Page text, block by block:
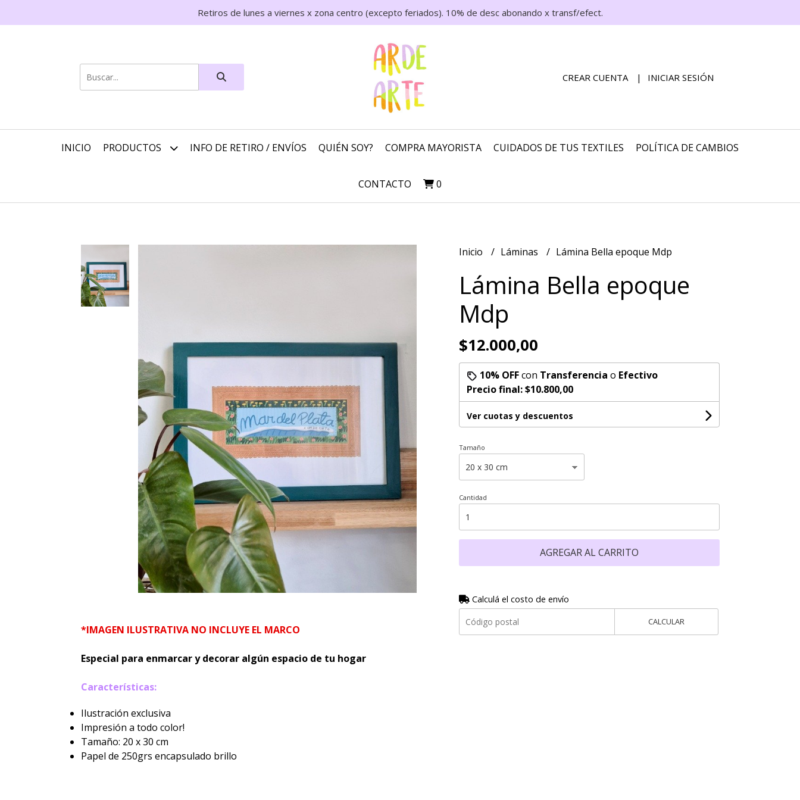
Retiros de lunes a viernes x zona centro (excepto feriados). 10% de desc abonando x transf/efect.
CREAR CUENTA INICIAR SESIÓN
INICIO PRODUCTOS INFO DE RETIRO / ENVÍOS QUIÉN SOY? COMPRA MAYORISTA CUIDADOS DE TUS TEXTILES POLÍTICA DE CAMBIOS
CONTACTO 0
*IMAGEN ILUSTRATIVA NO INCLUYE EL MARCO
Especial para enmarcar y decorar algún espacio de tu hogar
Características:
Ilustración exclusiva
Impresión a todo color!
Tamaño: 20 x 30 cm
Papel de 250grs encapsulado brillo
Inicio Láminas Lámina Bella epoque Mdp
Lámina Bella epoque
Mdp
$12.000,00
10% OFFcon Transferencia o Efectivo
Precio final:$10.800,00
Ver cuotas y descuentos
Tamaño
Cantidad
AGREGAR AL CARRITO
Calculá el costo de envío
CALCULAR